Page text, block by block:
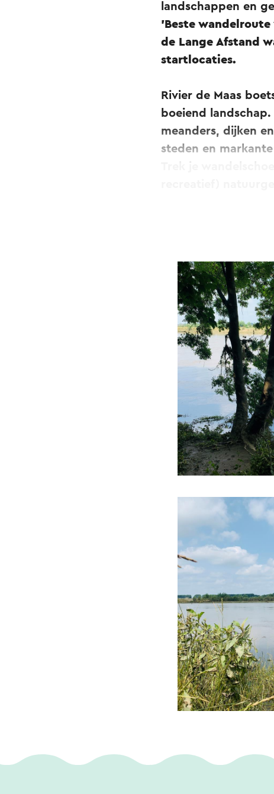
landschappen en
'Beste
de Lange Afstand
startlocaties.
Rivier de Maas
boeiend
meanders, dijken
steden en
speciale
LAW RivierPark
voor een hapje en
auto parkeer dan
route. Kom je met